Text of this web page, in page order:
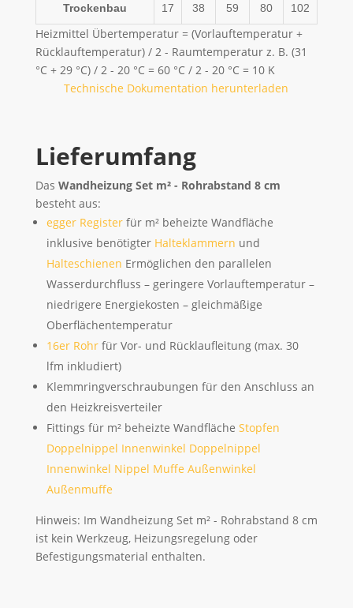
Trockenbau 17 38 59 80 102
Heizmittel Übertemperatur = (Vorlauftemperatur +
Rücklauftemperatur) / 2 - Raumtemperatur z. B. (31
°C + 29 °C) / 2 - 20 °C = 60 °C / 2 - 20 °C = 10 K
Technische Dokumentation herunterladen
Lieferumfang
Das Wandheizung Set m² - Rohrabstand 8 cm
besteht aus:
egger Registerfür m² beheizte Wandfläche
inklusive benötigter Halteklammern und
Halteschienen Ermöglichen den parallelen
Wasserdurchfluss – geringere Vorlauftemperatur –
niedrigere Energiekosten – gleichmäßige
Oberflächentemperatur
16er Rohr für Vor- und Rücklaufleitung (max. 30
lfm inkludiert)
Klemmringverschraubungen für den Anschluss an
den Heizkreisverteiler
Fittings für m² beheizte Wandfläche Stopfen
Doppelnippel Innenwinkel Doppelnippel
Innenwinkel Nippel Muffe Außenwinkel
Außenmuffe
Hinweis: Im Wandheizung Set m² - Rohrabstand 8 cm
ist kein Werkzeug, Heizungsregelung oder
Befestigungsmaterial enthalten.